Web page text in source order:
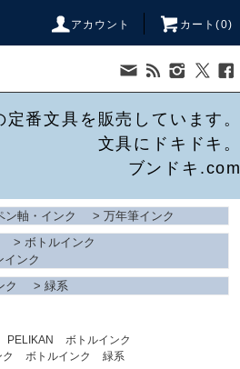
アカウント カート(0)
番文具を販売しています。
文具にドキドキ。
ブンドキ.com
ン軸・インク > 万年筆インク
> ボトルインク
インク
ク
> 緑系
PELIKAN
ボトルインク
ボトルインク 緑系